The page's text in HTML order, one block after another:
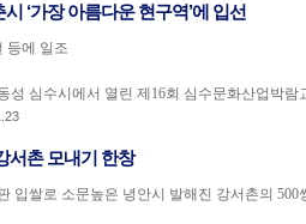
시 ‘가장 아름다운 현구역’에 입선
등에 일조
성 심수시에서 열린 제16회 심수문화산업박
서촌 모내기 한창
입쌀로 소문높은 녕안시 발해진 강서촌의